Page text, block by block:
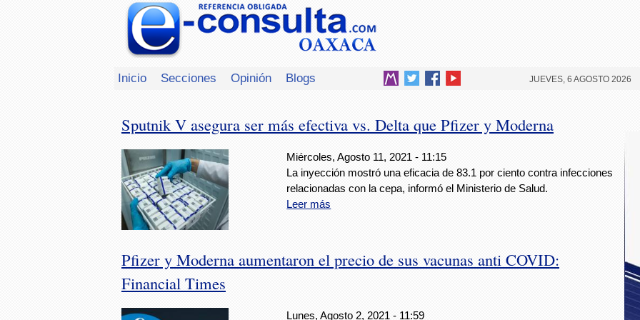
Inicio Secciones Opinión Blogs JUEVES, 6 AGOSTO 2026
Sputnik V asegura ser más efectiva vs. Delta que Pfizer y Moderna
Miércoles, Agosto 11, 2021 - 11:15
La inyección mostró una eficacia de 83.1 por ciento contra infecciones
relacionadas con la cepa, informó el Ministerio de Salud.
Leer más
Pfizer y Moderna aumentaron el precio de sus vacunas anti COVID:
Financial Times
Lunes, Agosto 2, 2021 - 11:59